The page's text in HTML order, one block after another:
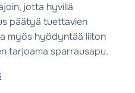
jotta hyvillä
päätyä tuettavien
myös hyödyntää liiton
tarjoama sparrausapu.